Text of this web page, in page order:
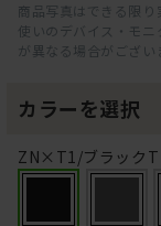
商品写真はできる限
使いのデバイス・モ
が異なる場合がござい
カラーを選択
ZN×T1/ブラックT